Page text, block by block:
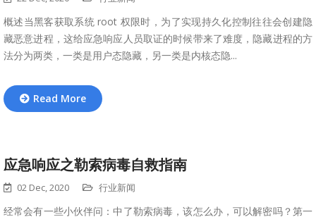
概述当黑客获取系统 root 权限时，为了实现持久化控制往往会创建隐
藏恶意进程，这给应急响应人员取证的时候带来了难度，隐藏进程的方
法分为两类，一类是用户态隐藏，另一类是内核态隐...
Read More
应急响应之勒索病毒自救指南
02 Dec, 2020 行业新闻
经常会有一些小伙伴问：中了勒索病毒，该怎么办，可以解密吗？第一